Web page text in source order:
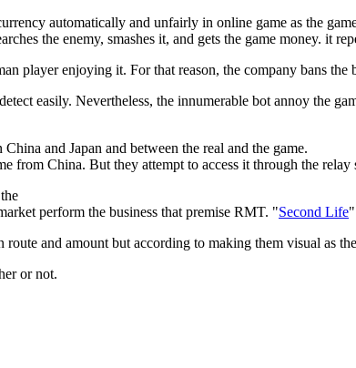
automatically and unfairly in online game as the
the enemy, smashes it, and gets the game money. it
player enjoying it. For that reason, the company bans
easily. Nevertheless, the innumerable bot annoy the
and Japan and between the real and the game.
from China. But they attempt to access it through the relay
perform the business that premise RMT. "Second Life
and amount but according to making them visual as
or not.